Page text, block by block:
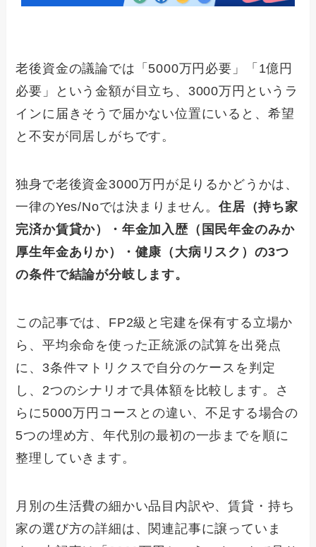
老後資金の議論では「5000万円必要」「1億円
必要」という金額が目立ち、3000万円というラ
インに届きそうで届かない位置にいると、希望
と不安が同居しがちです。
独身で老後資金3000万円が足りるかどうかは、
一律のYes/Noでは決まりません。 住居（持ち家
完済か賃貸か）・年金加入歴（国民年金のみか
厚生年金ありか）・健康（大病リスク）の3つ
の条件で結論が分岐します。
この記事では、FP2級と宅建を保有する立場か
ら、平均余命を使った正統派の試算を出発点
に、3条件マトリクスで自分のケースを判定
し、2つのシナリオで具体額を比較します。さ
らに5000万円コースとの違い、不足する場合の
5つの埋め方、年代別の最初の一歩までを順に
整理していきます。
月別の生活費の細かい品目内訳や、賃貸・持ち
家の選び方の詳細は、関連記事に譲っていま